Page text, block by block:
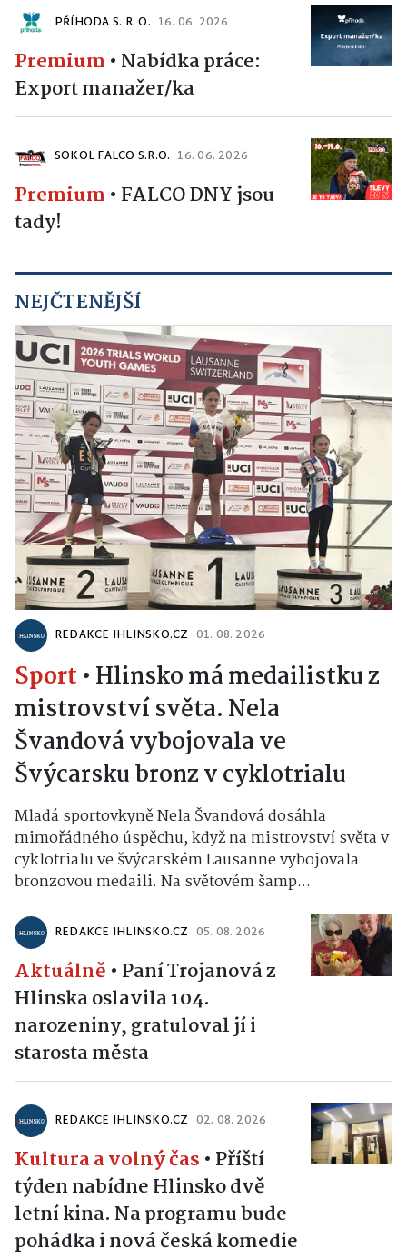
PŘÍHODA S. R. O. 16. 06. 2026
Premium • Nabídka práce:
Export manažer/ka
SOKOL FALCO S.R.O. 16. 06. 2026
Premium • FALCO DNY jsou
tady!
NEJČTENĚJŠÍ
REDAKCE IHLINSKO.CZ 01. 08. 2026
Sport • Hlinsko má medailistku z
mistrovství světa. Nela
Švandová vybojovala ve
Švýcarsku bronz v cyklotrialu
Mladá sportovkyně Nela Švandová dosáhla
mimořádného úspěchu, když na mistrovství světa v
cyklotrialu ve švýcarském Lausanne vybojovala
bronzovou medaili. Na světovém šamp...
REDAKCE IHLINSKO.CZ 05. 08. 2026
Aktuálně • Paní Trojanová z
Hlinska oslavila 104.
narozeniny, gratuloval jí i
starosta města
REDAKCE IHLINSKO.CZ 02. 08. 2026
Kultura a volný čas • Příští
týden nabídne Hlinsko dvě
letní kina. Na programu bude
pohádka i nová česká komedie